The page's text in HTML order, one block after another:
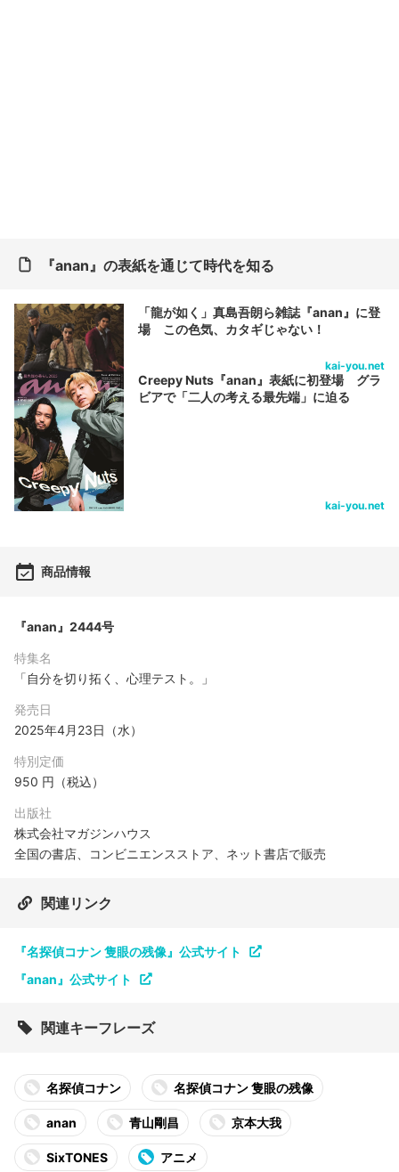
『anan』の表紙を通じて時代を知る
「龍が如く」真島吾朗ら雑誌『anan』に登
場 この色気、カタギじゃない！
kai-you.net
Creepy Nuts『anan』表紙に初登場 グラ
ビアで「二人の考える最先端」に迫る
kai-you.net
商品情報
『anan』2444号
特集名
「自分を切り拓く、心理テスト。」
発売日
2025年4月23日（水）
特別定価
950 円（税込）
出版社
株式会社マガジンハウス
全国の書店、コンビニエンスストア、ネット書店で販売
関連リンク
『名探偵コナン 隻眼の残像』公式サイト
『anan』公式サイト
関連キーフレーズ
名探偵コナン 名探偵コナン 隻眼の残像
anan 青山剛昌 京本大我
SixTONES アニメ